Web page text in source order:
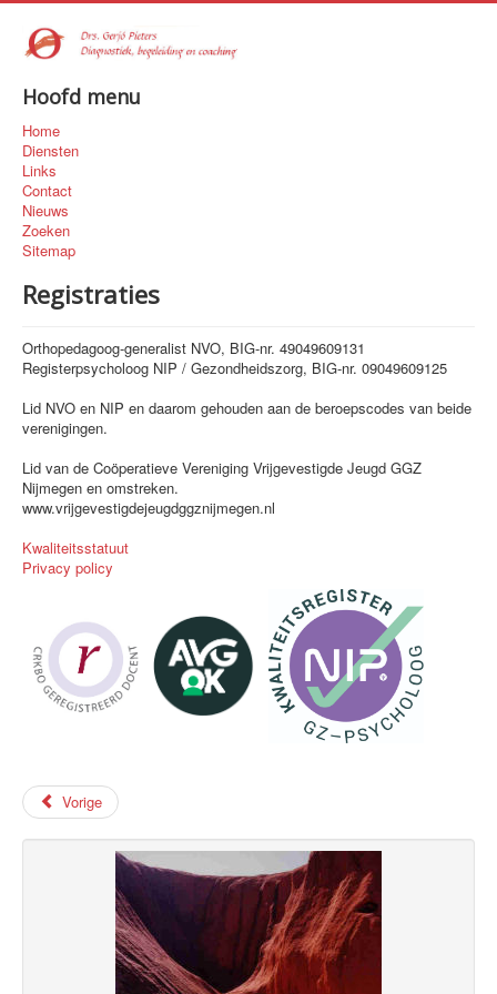
Hoofd menu
Home
Diensten
Links
Contact
Nieuws
Zoeken
Sitemap
Registraties
Orthopedagoog-generalist NVO, BIG-nr. 49049609131
Registerpsycholoog NIP / Gezondheidszorg, BIG-nr. 09049609125
Lid NVO en NIP en daarom gehouden aan de beroepscodes van beide
verenigingen.
Lid van de Coöperatieve Vereniging Vrijgevestigde Jeugd GGZ
Nijmegen en omstreken.
www.vrijgevestigdejeugdggznijmegen.nl
Kwaliteitsstatuut
Privacy policy
Vorige